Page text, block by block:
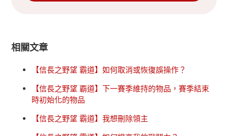
相關文章
【信長之野望 霸道】如何取消或恢復誤操作？
【信長之野望 覇道】下一賽季維持的物品，賽季結束
時初始化的物品
【信長之野望 霸道】我想刪除領主